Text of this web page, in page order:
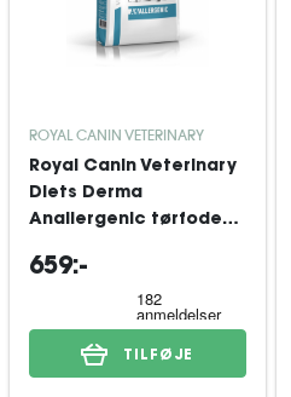
ROYAL CANIN VETERINARY
Royal Canin Veterinary
Diets Derma
Anallergenic tørfoder
659:-
TILFØJE